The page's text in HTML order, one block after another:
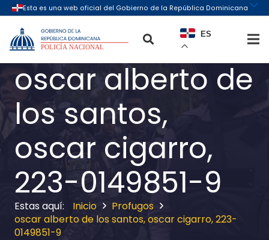
ES
oscar alberto de
los santos,
oscar cigarro,
223-0149851-9
Inicio
Profugos
oscar alberto de los santos, oscar cigarro, 223-
0149851-9